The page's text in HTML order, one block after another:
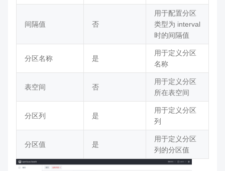
间隔值 否
用于配置分区
类型为 interval
时的间隔值
分区名称 是
用于定义分区
名称
表空间 否
用于定义分区
所在表空间
分区列 是
用于定义分区
列
分区值 是
用于定义分区
列的分区值